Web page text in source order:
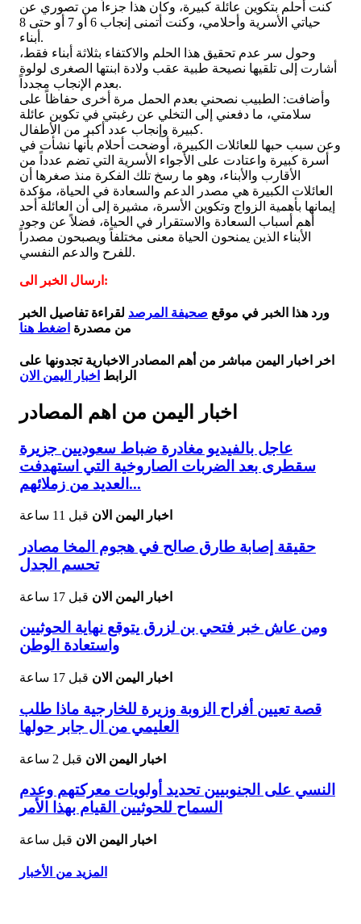
كنت أحلم بتكوين عائلة كبيرة، وكان هذا جزءاً من تصوري عن
حياتي الأسرية وأحلامي، وكنت أتمنى إنجاب 6 أو 7 أو حتى 8
أبناء.
وحول سر عدم تحقيق هذا الحلم والاكتفاء بثلاثة أبناء فقط،
أشارت إلى تلقيها نصيحة طبية عقب ولادة ابنتها الصغرى لولوة
بعدم الإنجاب مجدداً.
وأضافت: الطبيب نصحني بعدم الحمل مرة أخرى حفاظاً على
سلامتي، ما دفعني إلى التخلي عن رغبتي في تكوين عائلة
كبيرة وإنجاب عدد أكبر من الأطفال.
وعن سبب حبها للعائلات الكبيرة، أوضحت أحلام بأنها نشأت في
أسرة كبيرة واعتادت على الأجواء الأسرية التي تضم عدداً من
الأقارب والأبناء، وهو ما رسخ تلك الفكرة منذ صغرها أن
العائلات الكبيرة هي مصدر الدعم والسعادة في الحياة، مؤكدة
إيمانها بأهمية الزواج وتكوين الأسرة، مشيرة إلى أن العائلة أحد
أهم أسباب السعادة والاستقرار في الحياة، فضلاً عن وجود
الأبناء الذين يمنحون الحياة معنى مختلفاً ويصبحون مصدراً
للفرح والدعم النفسي.
ارسال الخبر الى:
ورد هذا الخبر في موقع صحيفة المرصد لقراءة تفاصيل الخبر
من مصدرة اضغط هنا
اخر اخبار اليمن مباشر من أهم المصادر الاخبارية تجدونها على
الرابط اخبار اليمن الان
اخبار اليمن من اهم المصادر
عاجل بالفيديو مغادرة ضباط سعوديين جزيرة
سقطرى بعد الضربات الصاروخية التي استهدفت
العديد من زملائهم...
اخبار اليمن الان قبل 11 ساعة
حقيقة إصابة طارق صالح في هجوم المخا مصادر
تحسم الجدل
اخبار اليمن الان قبل 17 ساعة
ومن عاش خبر فتحي بن لزرق يتوقع نهاية الحوثيين
واستعادة الوطن
اخبار اليمن الان قبل 17 ساعة
قصة تعيين أفراح الزوبة وزيرة للخارجية ماذا طلب
العليمي من ال جابر حولها
اخبار اليمن الان قبل 2 ساعة
النسي على الجنوبيين تحديد أولويات معركتهم وعدم
السماح للحوثيين القيام بهذا الأمر
اخبار اليمن الان قبل ساعة
المزيد من الأخبار